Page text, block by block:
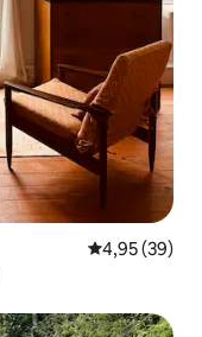
4,95 de uma
4,95 (39)